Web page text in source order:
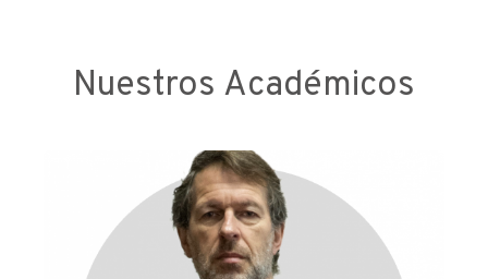
Nuestros Académicos